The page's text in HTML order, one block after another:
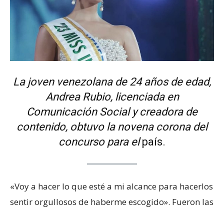
La joven venezolana de 24 años de edad,
Andrea Rubio, licenciada en
Comunicación Social y creadora de
contenido, obtuvo la novena corona del
concurso para elpaís.
«Voy a hacer lo que esté a mi alcance para hacerlos
sentir orgullosos de haberme escogido». Fueron las